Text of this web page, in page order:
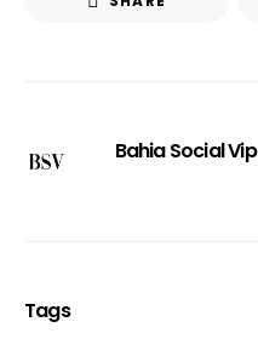
Bahia Social Vip
Tags